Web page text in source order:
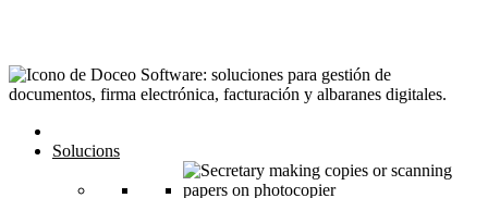
Solucions